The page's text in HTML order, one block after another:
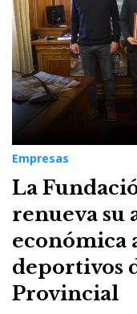
Empresas
La
renueva su
económica
deportivos
Provincial